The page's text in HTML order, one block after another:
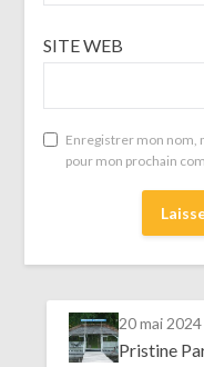
SITE WEB
Enregistrer mon nom,
pour mon prochain
20 mai 2024
Pristine